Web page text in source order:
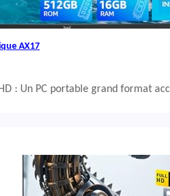
AX17
HD : Un PC portable grand format